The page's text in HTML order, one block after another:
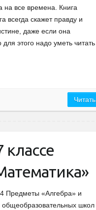
на все времена. Книга
всегда скажет правду и
даже если она
этого надо уметь читать
Читать
классе
Предметы «Алгебра» и
общеобразовательных школ